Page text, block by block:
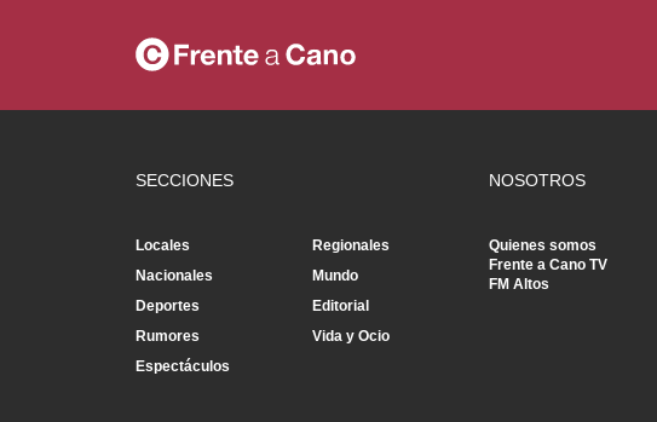
SECCIONES
Locales
Regionales
Nacionales
Mundo
Deportes
Editorial
Rumores
Vida y Ocio
Espectáculos
NOSOTROS
Quienes somos
Frente a Cano TV
FM Altos